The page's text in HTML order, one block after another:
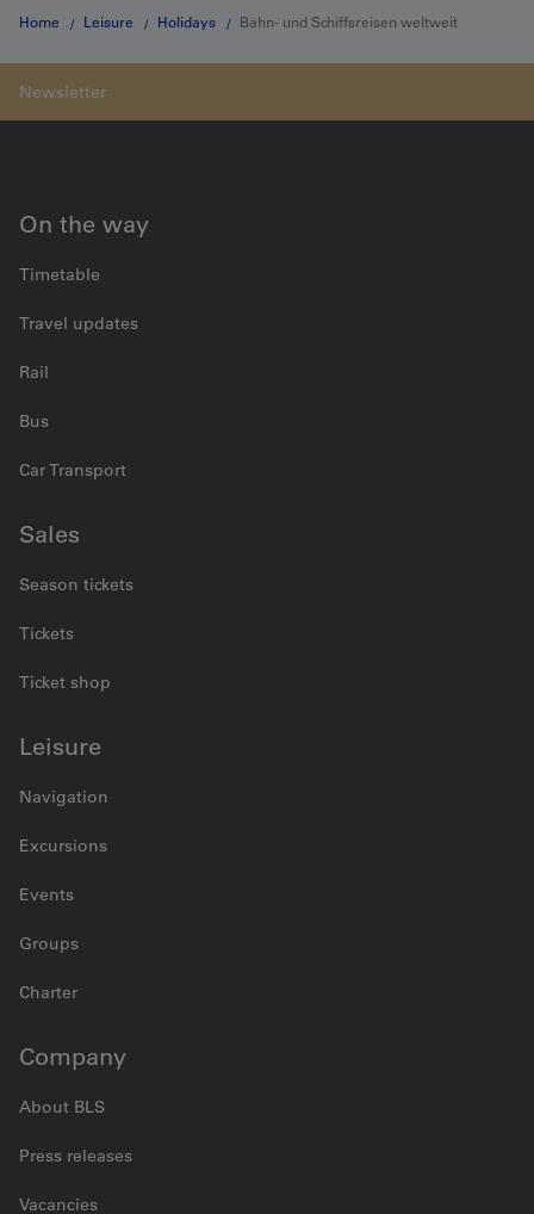
Home Leisure Holidays Bahn- und Schiffsreisen weltweit
On the way
Timetable
Travel updates
Rail
Bus
Car Transport
Sales
Season tickets
Tickets
Ticket shop
Leisure
Navigation
Excursions
Events
Groups
Charter
Company
About BLS
Press releases
Vacancies